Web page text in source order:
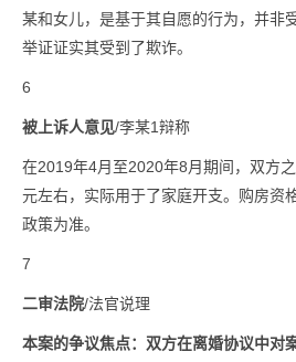
某和女儿，是基于其自愿的行为，并非
举证证实其受到了欺诈。
6
被上诉人意见/李某1辩称
在2019年4月至2020年8月期间，双方
元左右，实际用于了家庭开支。购房资
政策为准。
7
二审法院/法官说理
本案的争议焦点：双方在离婚协议中对